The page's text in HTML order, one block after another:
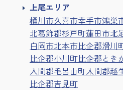
上尾エリア
桶川市久喜市幸手市鴻巣
北葛飾郡杉戸町蓮田市北
白岡市北本市比企郡滑川
比企郡小川町比企郡とき
入間郡毛呂山町入間郡越
比企郡吉見町